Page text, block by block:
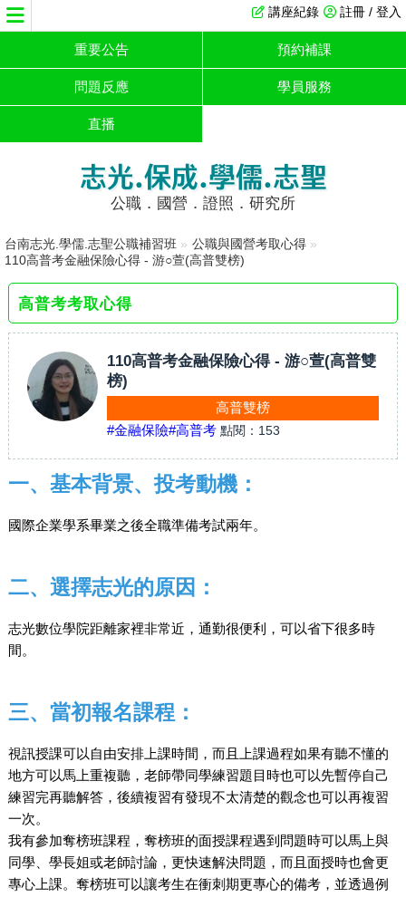
註冊 / 登入
講座紀錄
重要公告 預約補課
問題反應 學員服務
直播
志光.保成.學儒.志聖
公職．國營．證照．研究所
台南志光.學儒.志聖公職補習班 » 公職與國營考取心得 »
110高普考金融保險心得 - 游○萱(高普雙榜)
高普考考取心得
110高普考金融保險心得 - 游○萱(高普雙
榜)
高普雙榜
#金融保險#高普考 點閱： 153
一、基本背景、投考動機：
國際企業學系畢業之後全職準備考試兩年。
二、選擇志光的原因：
志光數位學院距離家裡非常近，通勤很便利，可以省下很多時
間。
三、當初報名課程：
視訊授課可以自由安排上課時間，而且上課過程如果有聽不懂的
地方可以馬上重複聽，老師帶同學練習題目時也可以先暫停自己
練習完再聽解答，後續複習有發現不太清楚的觀念也可以再複習
一次。
我有參加奪榜班課程，奪榜班的面授課程遇到問題時可以馬上與
同學、學長姐或老師討論，更快速解決問題，而且面授時也會更
專心上課。奪榜班可以讓考生在衝刺期更專心的備考，並透過例